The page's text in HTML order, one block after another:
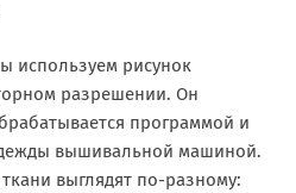
используем рисунок
разрешении. Он
программой и
вышивальной машиной.
выглядят по-разному: